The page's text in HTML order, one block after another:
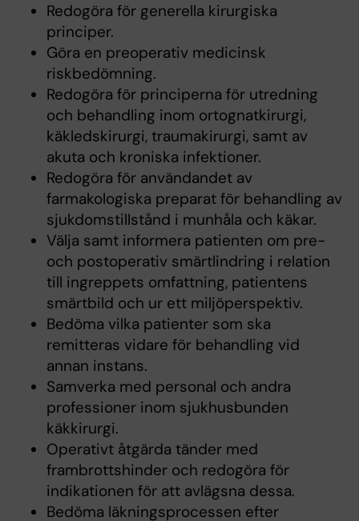
Redogöra för generella kirurgiska
principer.
Göra en preoperativ medicinsk
riskbedömning.
Redogöra för principerna för utredning
och behandling inom ortognatkirurgi,
käkledskirurgi, traumakirurgi, samt av
akuta och kroniska infektioner.
Redogöra för användandet av
farmakologiska preparat för behandling av
sjukdomstillstånd i munhåla och käkar.
Välja samt informera patienten om pre-
och postoperativ smärtlindring i relation
till ingreppets omfattning, patientens
smärtbild och ur ett miljöperspektiv.
Bedöma vilka patienter som ska
remitteras vidare för behandling vid
annan instans.
Samverka med personal och andra
professioner inom sjukhusbunden
käkkirurgi.
Operativt åtgärda tänder med
frambrottshinder och redogöra för
indikationen för att avlägsna dessa.
Bedöma läkningsprocessen efter